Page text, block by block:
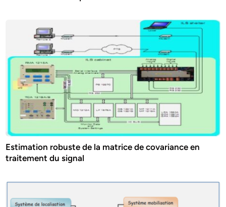
Estimation robuste de la matrice de covariance en
traitement du signal